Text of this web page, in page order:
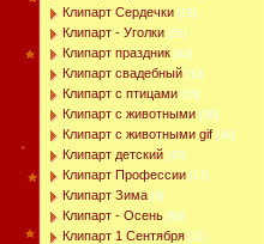
Клипарт Сердечки [18]
Клипарт - Уголки [51]
Клипарт праздник [42]
Клипарт свадебный [10]
Клипарт с птицами [15]
Клипарт с животными [38]
Клипарт с животными gif [49]
Клипарт детский [45]
Клипарт Профессии [17]
Клипарт Зима [9]
Клипарт - Осень [88]
Клипарт 1 Сентября [11]